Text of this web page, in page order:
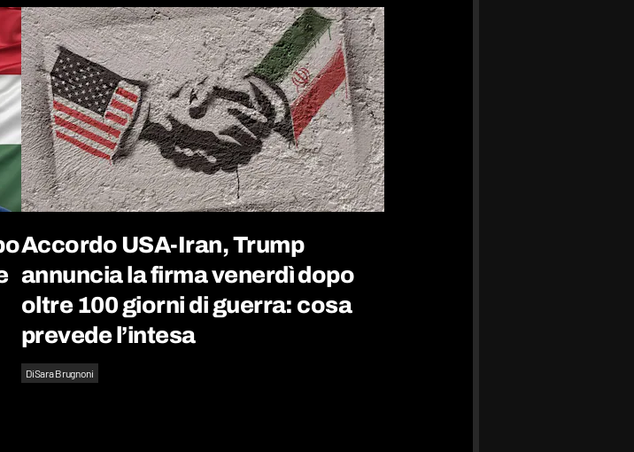
Accordo USA-Iran, Trump
annuncia la firma venerdì dopo
oltre 100 giorni di guerra: cosa
prevede l’intesa
DiSara Brugnoni